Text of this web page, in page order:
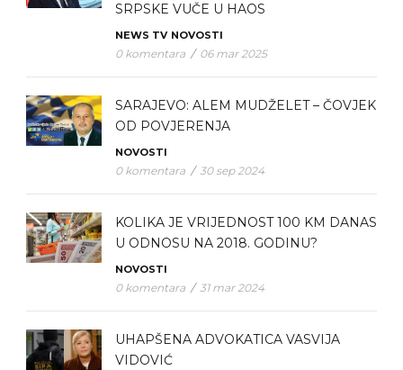
SRPSKE VUČE U HAOS
NEWS TV NOVOSTI
0 komentara / 06 mar 2025
SARAJEVO: ALEM MUDŽELET – ČOVJEK
OD POVJERENJA
NOVOSTI
0 komentara / 30 sep 2024
KOLIKA JE VRIJEDNOST 100 KM DANAS
U ODNOSU NA 2018. GODINU?
NOVOSTI
0 komentara / 31 mar 2024
UHAPŠENA ADVOKATICA VASVIJA
VIDOVIĆ